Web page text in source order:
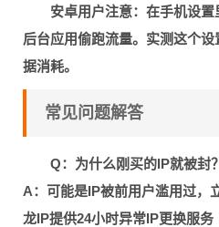
安卓用户注意：在手机设置
后台应用偷跑流量。实测这个
据消耗。
常见问题解答
Q：为什么刚买的IP就被封？
A：可能是IP被前用户滥用过，
龙IP提供24小时异常IP更换服务